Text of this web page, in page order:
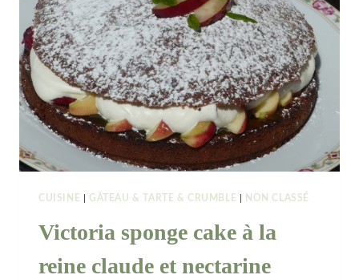
MA
GRAND-
MÈRE
BRETONNE]
CUISINE GÂTEAU & TARTE & CRUMBLE NON CLASSÉ
Victoria sponge cake à la
reine claude et nectarine